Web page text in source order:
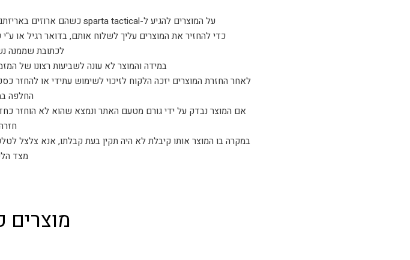
על המוצרים להגיע ל-sparta tactical כשהם ארוזים באריזתם המקורית ו/או נמצאים במצב זהה למצב בו קיבלת אותם.
כדי להחזיר את המוצרים עליך לשלוח אותם, בדואר רגיל או
לכתובת שממנה
במידה והמוצר לא עונה לשביעות רצונו של
לאחר החזרת המוצרים יזכה הלקוח לזיכוי לשימוש עתידי או להחזר
החלפה
אם המוצר נבדק על ידי גורם מטעם האתר ונמצא שהוא לא הוחזר
מצד
מוצרים